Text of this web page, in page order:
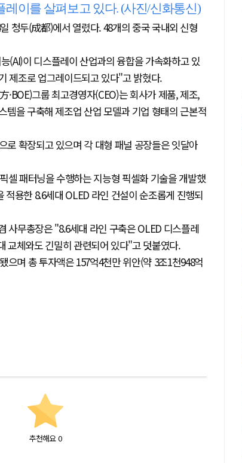
레이를 살펴보고 있다. (사진/신화통신)
청두(成都)에서 열렸다. 48개의 중국 국내외 신형
(AI)이 디스플레이 산업과의 융합을 가속화하고 있
제조로 업그레이드되고 있다"고 밝혔다.
그룹 최고경영자(CEO)는 회사가 제품, 제조,
을 구축해 제조업 산업 모델과 기업 형태의 근본적
로 확장되고 있으며 각 대형 패널 공장들은 잇달아
셀 패터닝을 수행하는 지능형 픽셀화 기술을 개발했
용한 8.6세대 OLED 라인 건설이 순조롭게 진행되
사무총장은 "8.6세대 라인 구축은 OLED 디스플레
교체와도 긴밀히 관련되어 있다"고 덧붙였다.
며 총 투자액은 157억4천만 위안(약 3조1천948억
추천해요 0